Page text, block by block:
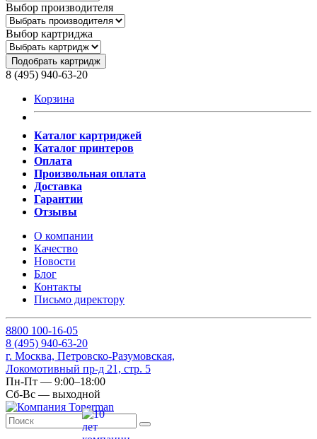
Выбор производителя
Выбор картриджа
Подобрать картридж
8 (495) 940-63-20
Корзина
Каталог картриджей
Каталог принтеров
Оплата
Произвольная оплата
Доставка
Гарантии
Отзывы
О компании
Качество
Новости
Блог
Контакты
Письмо директору
8800 100-16-05
8 (495) 940-63-20
г. Москва, Петровско-Разумовская,
Локомотивный пр-д 21, стр. 5
Пн-Пт — 9:00–18:00
Сб-Вс — выходной